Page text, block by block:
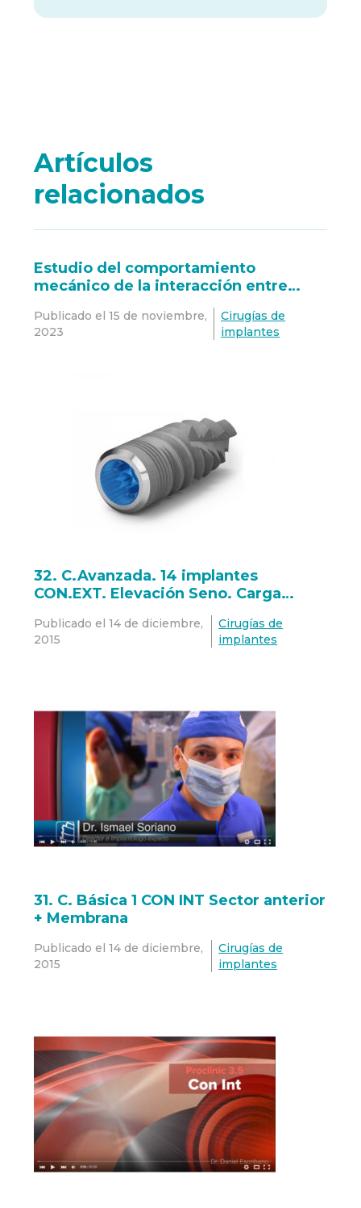
Artículos
relacionados
Estudio del comportamiento
mecánico de la interacción entre
implante dental Oxtein M12 y hueso
(tipo I, II, III y IV)
Publicado el 15 de noviembre,
2023
Cirugías de
implantes
32. C.Avanzada. 14 implantes
CON.EXT. Elevación Seno. Carga
Publicado el 14 de diciembre,
2015
Cirugías de
implantes
31. C. Básica 1 CON INT Sector anterior
+ Membrana
Publicado el 14 de diciembre,
2015
Cirugías de
implantes